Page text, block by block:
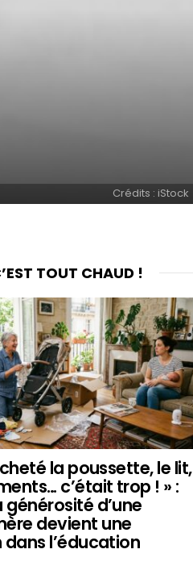
Crédits : iStock
TOUT CHAUD !
la poussette, le lit,
c’était trop ! » :
générosité d’une
devient une
l’éducation